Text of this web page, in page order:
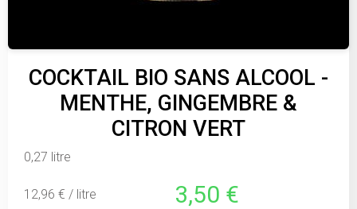
COCKTAIL BIO SANS ALCOOL -
MENTHE, GINGEMBRE &
CITRON VERT
0,27 litre
12,96 € / litre 3,50 €